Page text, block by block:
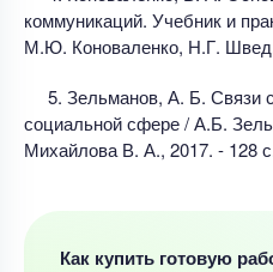
коммуникаций. Учебник и
М.Ю. Коноваленко, Н.Г.
5. Зельманов, А. Б. Связи
социальной сфере / А.Б.
Михайлова В. А., 2017. - 128
Как купить готовую